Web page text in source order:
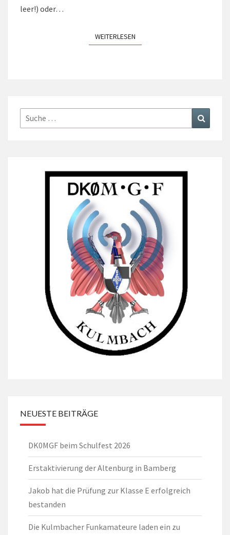
leer!) oder…
WEITERLESENWEITERLESEN
Suche
nach:
NEUESTE BEITRÄGE
DK0MGF beim Schulfest 2026
Erstaktivierung der Altenburg in Bamberg
Jakob hat die Prüfung zur Klasse E erfolgreich
bestanden
Die Kulmbacher Funkamateure laden ein zu